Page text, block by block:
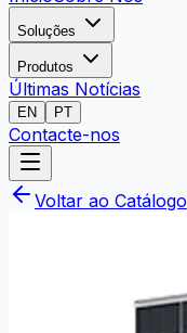
Soluções
Produtos
Últimas Notícias
EN PT
Contacte-nos
Voltar ao Catálogo